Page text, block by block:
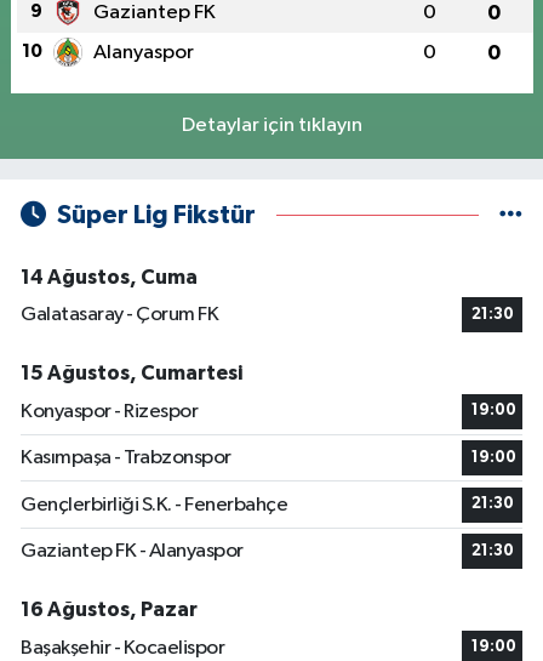
9 Gaziantep FK 0 0
10 Alanyaspor 0 0
Detaylar için tıklayın
Süper Lig Fikstür
14 Ağustos, Cuma
Galatasaray - Çorum FK
21:30
15 Ağustos, Cumartesi
Konyaspor - Rizespor
19:00
Kasımpaşa - Trabzonspor 19:00
Gençlerbirliği S.K. - Fenerbahçe 21:30
Gaziantep FK - Alanyaspor 21:30
16 Ağustos, Pazar
Başakşehir - Kocaelispor
19:00